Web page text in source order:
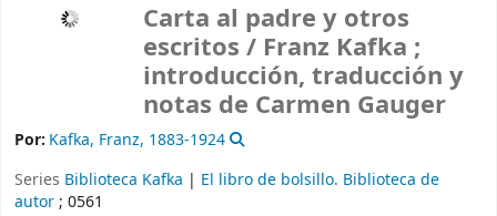
Carta al padre y otros
escritos / Franz Kafka ;
introducción, traducción y
notas de Carmen Gauger
Por: Kafka, Franz, 1883-1924
Series Biblioteca Kafka | El libro de bolsillo. Biblioteca de
autor; 0561